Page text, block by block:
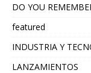
DO YOU
featured
INDUSTRIA Y
LANZAMIENTOS